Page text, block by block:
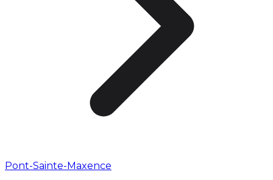
Pont-Sainte-Maxence